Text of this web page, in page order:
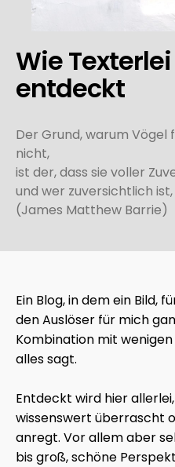
Wie
entdeckt
Der Grund, warum Vögel
nicht,
ist der, dass sie voller
und wer zuversichtlich
(James Matthew Barrie)
Ein Blog, in dem ein Bild,
den Auslöser für mich
Kombination mit
alles sagt.
Entdeckt wird hier allerlei,
wissenswert überrascht
anregt. Vor allem aber
bis groß, schöne